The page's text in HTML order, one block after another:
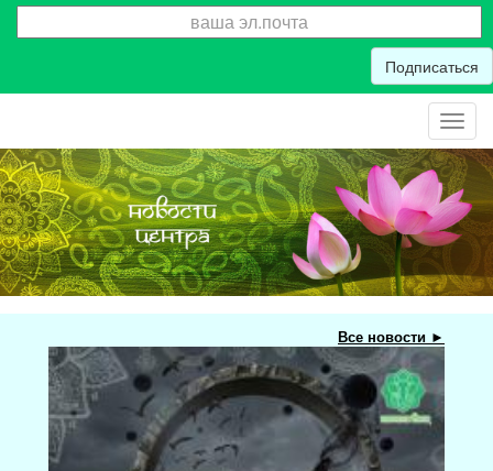
Подписаться
Все новости ►